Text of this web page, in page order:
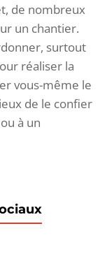
de nombreux
un chantier.
surtout
réaliser la
vous-même le
de le confier
ou à un